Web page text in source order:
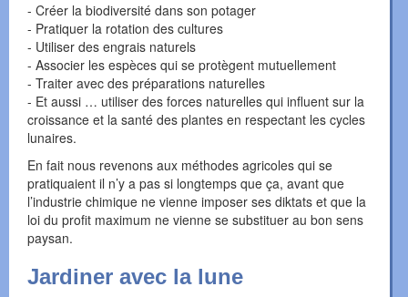
- Créer la biodiversité dans son potager
- Pratiquer la rotation des cultures
- Utiliser des engrais naturels
- Associer les espèces qui se protègent mutuellement
- Traiter avec des préparations naturelles
- Et aussi … utiliser des forces naturelles qui influent sur la
croissance et la santé des plantes en respectant les cycles
lunaires.
En fait nous revenons aux méthodes agricoles qui se
pratiquaient il n’y a pas si longtemps que ça, avant que
l’industrie chimique ne vienne imposer ses diktats et que la
loi du profit maximum ne vienne se substituer au bon sens
paysan.
Jardiner avec la lune